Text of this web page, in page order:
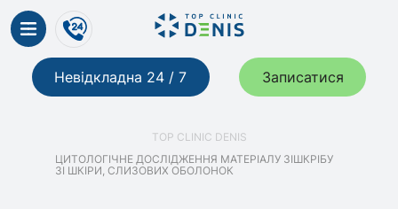
Невідкладна 24 / 7 Записатися
TOP CLINIC DENIS
ЦИТОЛОГІЧНЕ ДОСЛІДЖЕННЯ МАТЕРІАЛУ ЗІШКРІБУ
ЗІ ШКІРИ, СЛИЗОВИХ ОБОЛОНОК